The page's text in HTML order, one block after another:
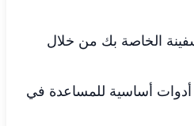
الخاصة بك من خلال
أساسية للمساعدة في